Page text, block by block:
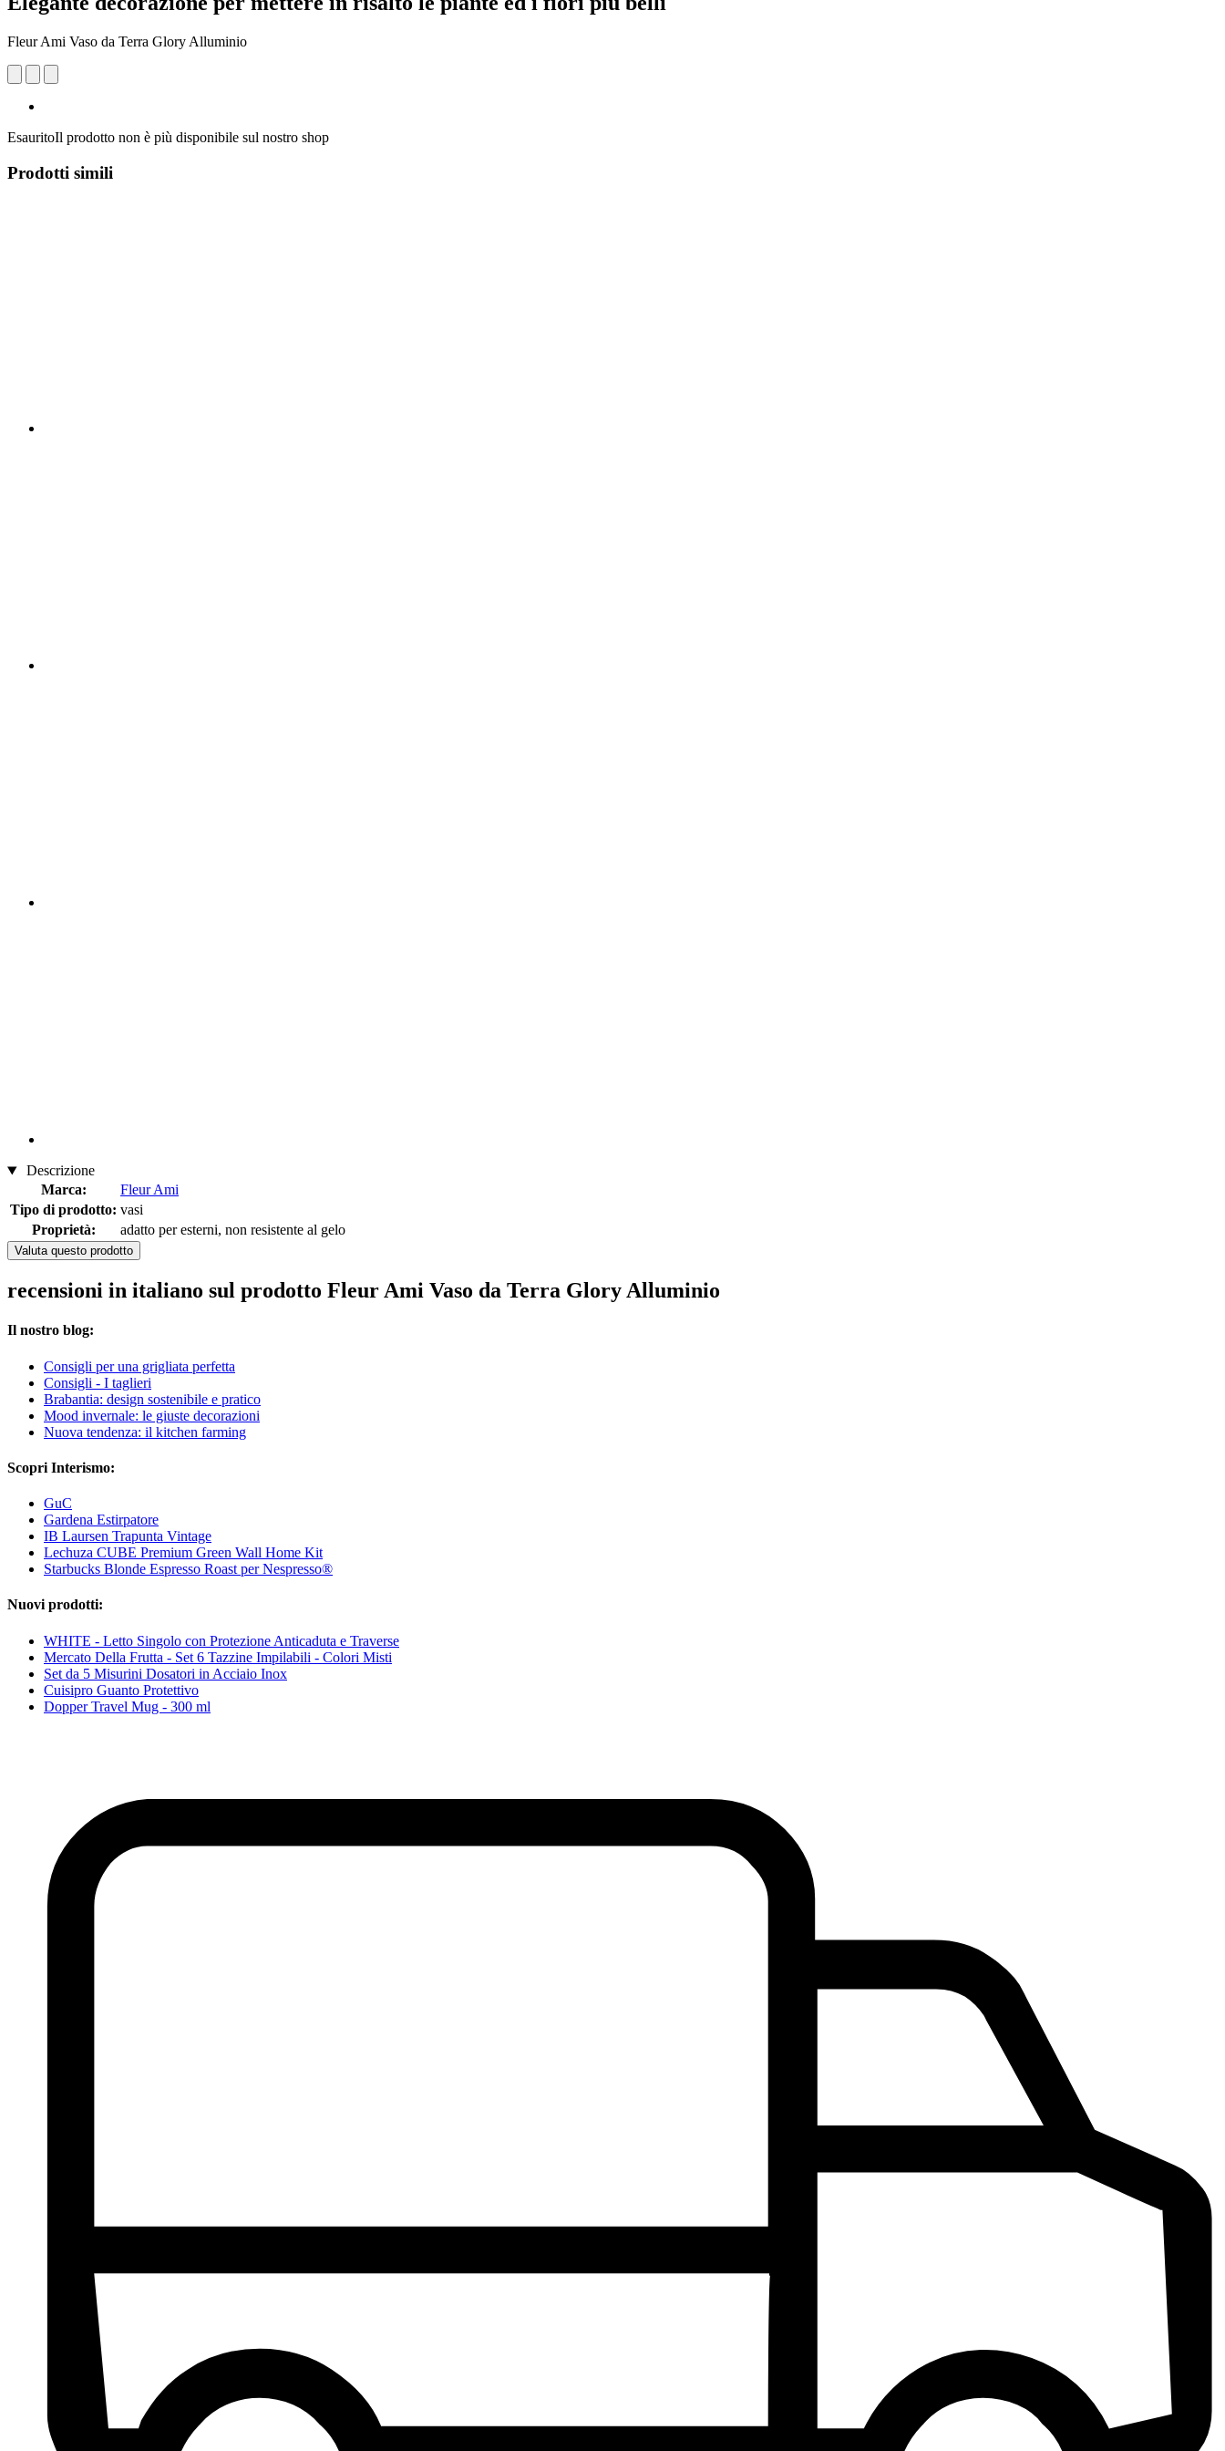
Fleur Ami Vaso da Terra Glory Alluminio
EsauritoIl prodotto non è più disponibile sul nostro shop
Prodotti simili
Descrizione
Marca:
Fleur Ami
Tipo di prodotto: vasi
Proprietà:
adatto per esterni, non resistente al gelo
Valuta questo prodotto
recensioni in italiano sul prodotto Fleur Ami Vaso da Terra Glory Alluminio
Il nostro blog:
Consigli per una grigliata perfetta
Consigli - I taglieri
Brabantia: design sostenibile e pratico
Mood invernale: le giuste decorazioni
Nuova tendenza: il kitchen farming
Scopri Interismo:
GuC
Gardena Estirpatore
IB Laursen Trapunta Vintage
Lechuza CUBE Premium Green Wall Home Kit
Starbucks Blonde Espresso Roast per Nespresso®
Nuovi prodotti:
WHITE - Letto Singolo con Protezione Anticaduta e Traverse
Mercato Della Frutta - Set 6 Tazzine Impilabili - Colori Misti
Set da 5 Misurini Dosatori in Acciaio Inox
Cuisipro Guanto Protettivo
Dopper Travel Mug - 300 ml